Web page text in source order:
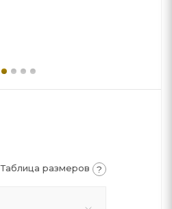
Таблица размеров ?